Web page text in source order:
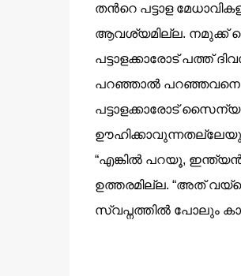
തന്‍റെ പട്ടാള
ആവശ്യമില്ല. നമുക്ക്
പട്ടാളക്കാരോട് പത്ത്‌
പറഞ്ഞാല്‍ പറഞ്ഞവനെ
പട്ടാളക്കാരോട്
“എങ്കില്‍ പറയൂ,
ഉത്തരമില്ല. “അത്
സ്വപ്നത്തില്‍ പോലും